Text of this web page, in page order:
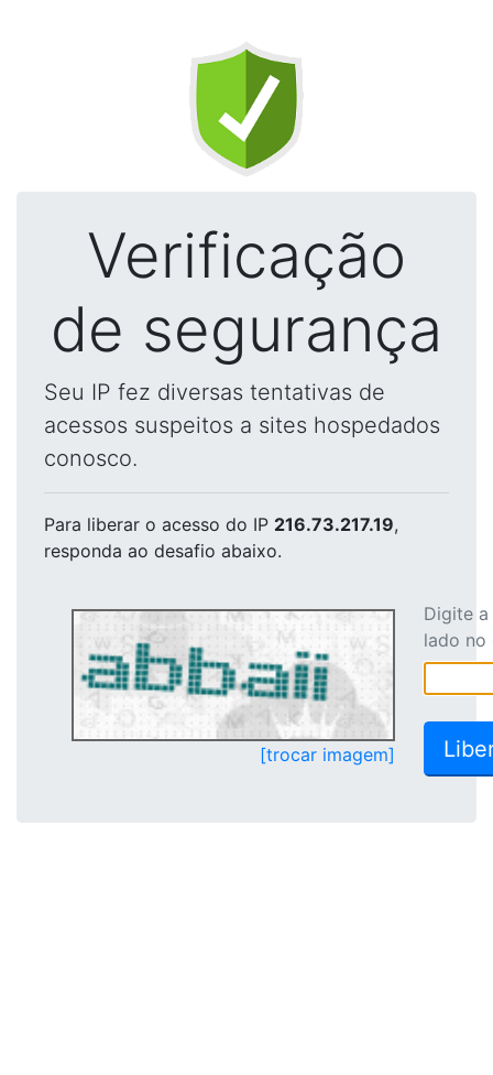
Verificação
de segurança
Seu IP fez diversas tentativas de
acessos suspeitos a sites hospedados
conosco.
Para liberar o acesso do IP 216.73.217.19,
responda ao desafio abaixo.
[trocar imagem]
Digite
lado no